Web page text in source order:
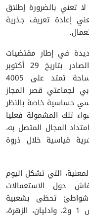
تعني بالضرورة إطلاق
إعادة تعريف جذرية
في إطار مقتضيات
المرسوم رقم 2.25.781 الصادر بتاريخ 29 أكتوبر
2025، والذي يغطي مساحة تمتد على 4005
لجماعتي قصر المجاز
حساسية خاصة بالنظر
تلك المشمولة فعليا
المجال المتصل به،
قياسية خلال ذروة
التي تشكل اليوم
حول الاستعمالات
شواطئ تحظى بشعبية
واسعة مثل سيدي قنقوش 1 و2، وادليان، الزهرة،